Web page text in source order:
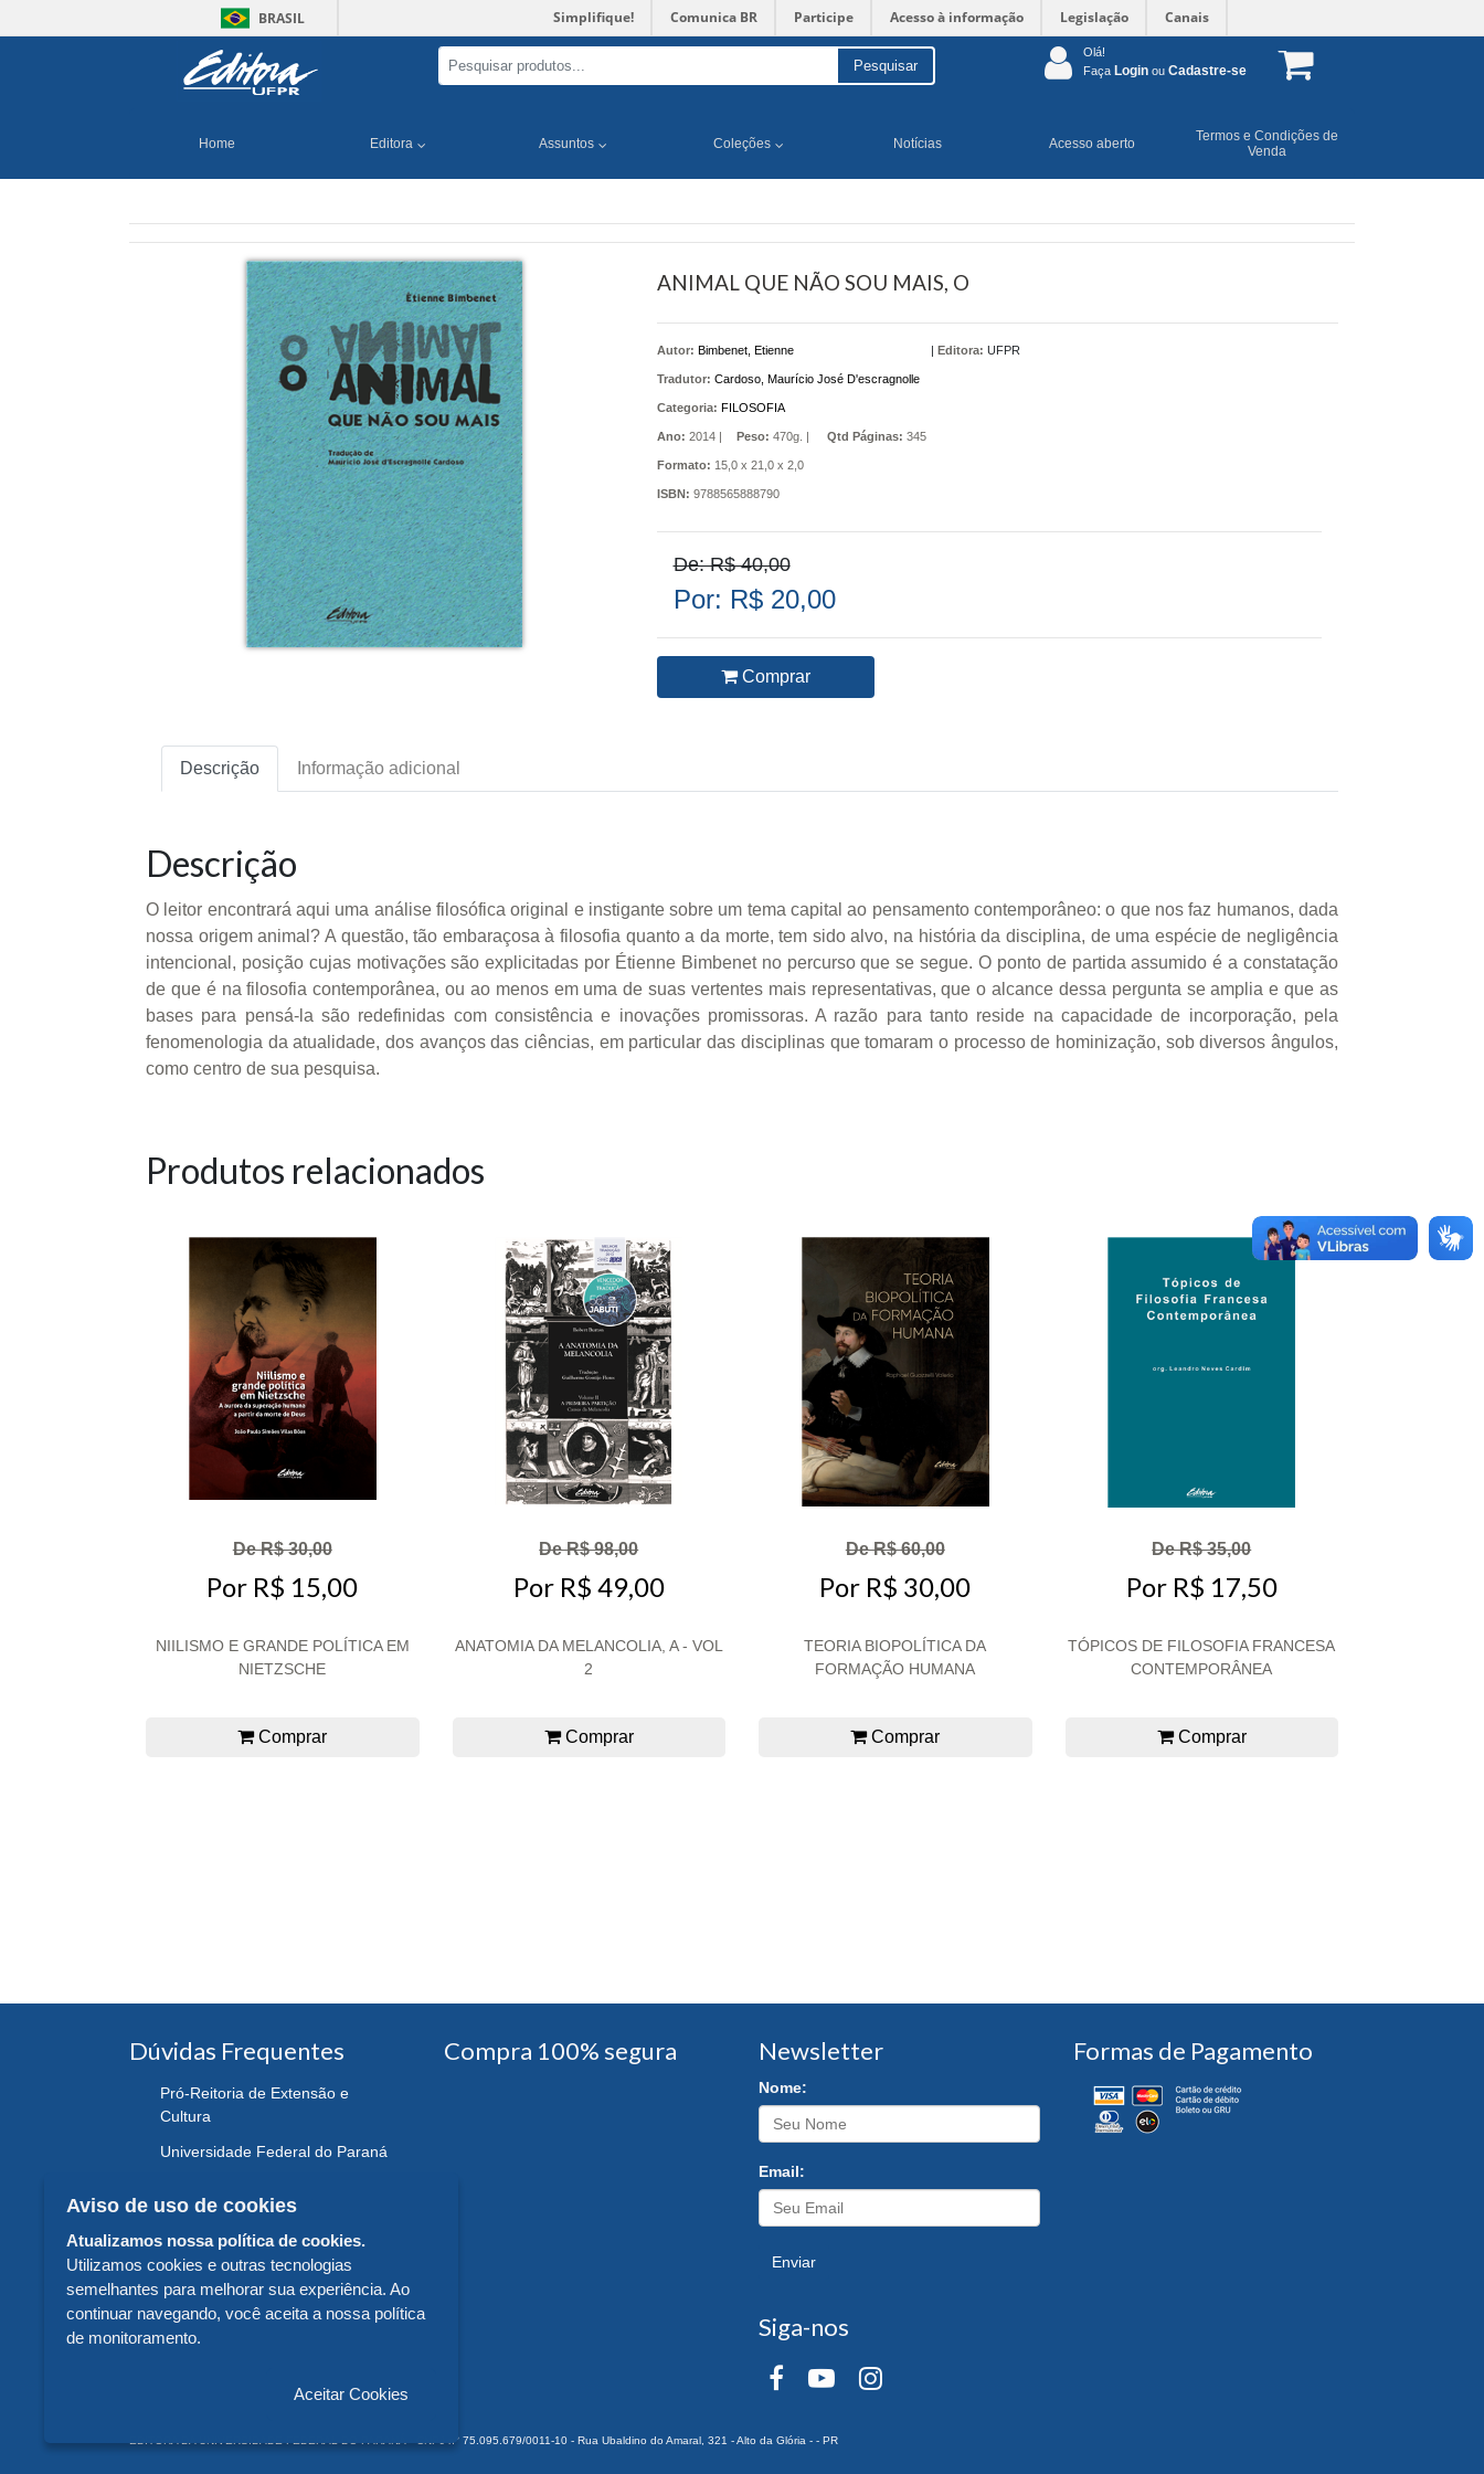
BRASIL Simplifique! Comunica BR Participe Acesso à informação Legislação Canais
Pesquisar
Olá!
Faça Login ou Cadastre-se
Home Editora Assuntos Coleções Notícias Acesso aberto
Termos e Condições de
Venda
ANIMAL QUE NÃO SOU MAIS, O
Autor: Bimbenet, Etienne
Tradutor: Cardoso, Maurício José D'escragnolle
| Editora: UFPR
Categoria: FILOSOFIA
Ano: 2014 | Peso: 470g. | Qtd Páginas: 345
Formato: 15,0 x 21,0 x 2,0
ISBN: 9788565888790
De: R$ 40,00
Por: R$ 20,00
Comprar
Descrição Informação adicional
Descrição
O leitor encontrará aqui uma análise filosófica original e instigante sobre um tema capital ao pensamento contemporâneo: o que nos faz humanos, dada
nossa origem animal? A questão, tão embaraçosa à filosofia quanto a da morte, tem sido alvo, na história da disciplina, de uma espécie de negligência
intencional, posição cujas motivações são explicitadas por Étienne Bimbenet no percurso que se segue. O ponto de partida assumido é a constatação
de que é na filosofia contemporânea, ou ao menos em uma de suas vertentes mais representativas, que o alcance dessa pergunta se amplia e que as
bases para pensá-la são redefinidas com consistência e inovações promissoras. A razão para tanto reside na capacidade de incorporação, pela
fenomenologia da atualidade, dos avanços das ciências, em particular das disciplinas que tomaram o processo de hominização, sob diversos ângulos,
como centro de sua pesquisa.
Produtos relacionados
De R$ 30,00
Por R$ 15,00
NIILISMO E GRANDE POLÍTICA EM
NIETZSCHE
Comprar
De R$ 98,00
Por R$ 49,00
ANATOMIA DA MELANCOLIA, A - VOL
2
Comprar
De R$ 60,00
Por R$ 30,00
TEORIA BIOPOLÍTICA DA
FORMAÇÃO HUMANA
Comprar
De R$ 35,00
Por R$ 17,50
TÓPICOS DE FILOSOFIA FRANCESA
CONTEMPORÂNEA
Comprar
Dúvidas Frequentes
Pró-Reitoria de Extensão e
Cultura
Universidade Federal do Paraná
Compra 100% segura Newsletter
Nome:
Email:
Enviar
Siga-nos
Formas de Pagamento
EDITORA DA UNIVERSIDADE FEDERAL DO PARANÁ - CNPJ n° 75.095.679/0011-10 - Rua Ubaldino do Amaral, 321 - Alto da Glória - - PR
Aviso de uso de cookies
Atualizamos nossa política de cookies.
Utilizamos cookies e outras tecnologias
semelhantes para melhorar sua experiência. Ao
continuar navegando, você aceita a nossa política
de monitoramento.
Aceitar Cookies